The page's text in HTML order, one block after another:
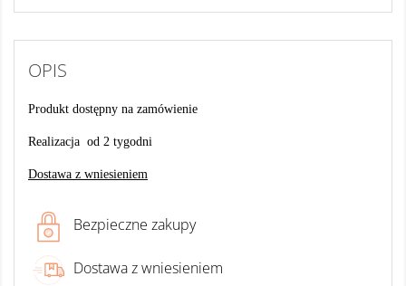
OPIS
Produkt dostępny na zamówienie
Realizacja od 2 tygodni
Dostawa z wniesieniem
Bezpieczne zakupy
Dostawa z wniesieniem